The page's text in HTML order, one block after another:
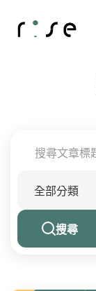
搜尋